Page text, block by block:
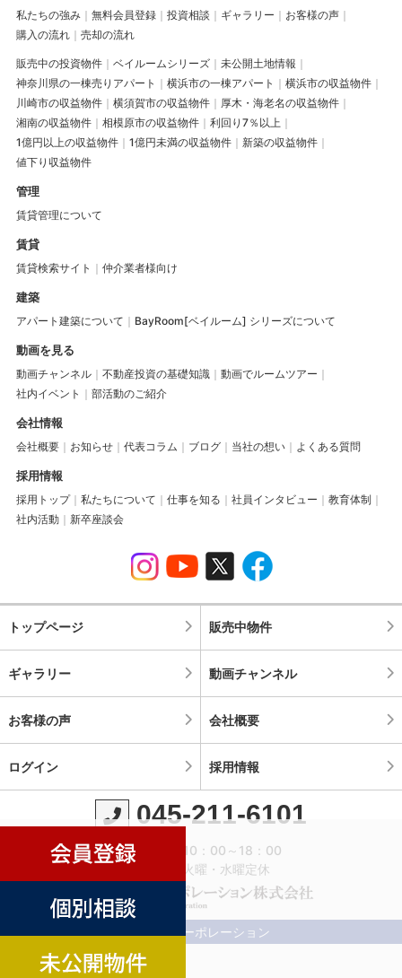
私たちの強み 無料会員登録 投資相談 ギャラリー
お客様の声
購入の流れ
売却の流れ
販売中の投資物件 ベイルームシリーズ
未公開土地情報
神奈川県の一棟売りアパート
横浜市の一棟アパート
横浜市の収益物件
川崎市の収益物件
横須賀市の収益物件
厚木・海老名の収益物件
湘南の収益物件
相模原市の収益物件
利回り7％以上
1億円以上の収益物件
1億円未満の収益物件
新築の収益物件
値下り収益物件
管理
賃貸管理について
賃貸
賃貸検索サイト 仲介業者様向け
建築
アパート建築について BayRoom[ベイルーム] シリーズについて
動画を見る
動画チャンネル 不動産投資の基礎知識
動画でルームツアー
社内イベント
部活動のご紹介
会社情報
会社概要 お知らせ 代表コラム ブログ 当社の想い よくある質問
採用情報
採用トップ 私たちについて 仕事を知る 社員インタビュー
教育体制
社内活動
新卒座談会
トップページ 販売中物件
ギャラリー 動画チャンネル
お客様の声 会社概要
ログイン 採用情報
045-211-6101
営業時間：10：00～18：00
定休日：火曜・水曜定休
©横濱コーポレーション